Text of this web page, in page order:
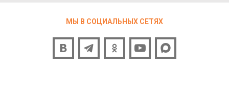
МЫ В СОЦИАЛЬНЫХ СЕТЯХ